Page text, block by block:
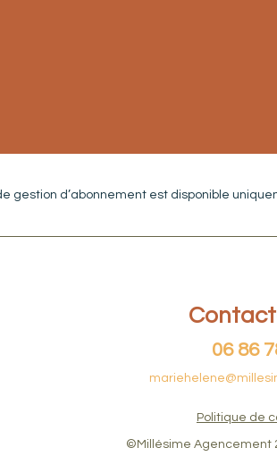
gestion d’abonnement est disponible
06 86
Politique de
©Millésime Agencement